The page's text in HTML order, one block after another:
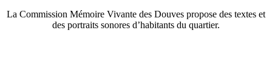
La Commission Mémoire Vivante des Douves propose des textes et
des portraits sonores d’habitants du quartier.